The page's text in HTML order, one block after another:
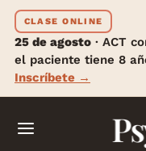
CLASE ONLINE
25 de agosto · ACT
el paciente tiene 8
Inscríbete →